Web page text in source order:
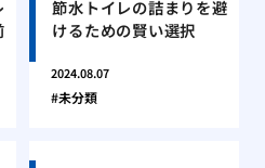
節水トイレの詰まりを避
けるための賢い選択
2024.08.07
未分類